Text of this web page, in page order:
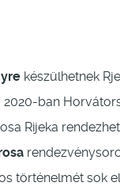
készülhetnek
2020-ban
Rijeka
történelmét sok